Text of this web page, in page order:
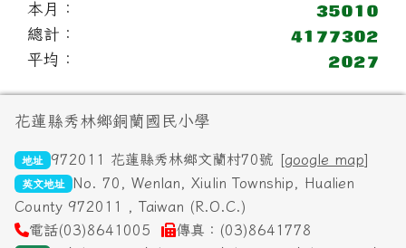
本月：
總計：
平均：
頁尾區域內容
花蓮縣秀林鄉銅蘭國民小學
地址 972011 花蓮縣秀林鄉文蘭村70號 [google map]
英文地址
No. 70, Wenlan, Xiulin Township, Hualien
County 972011 , Taiwan (R.O.C.)
電話(03)8641005
傳真：(03)8641778